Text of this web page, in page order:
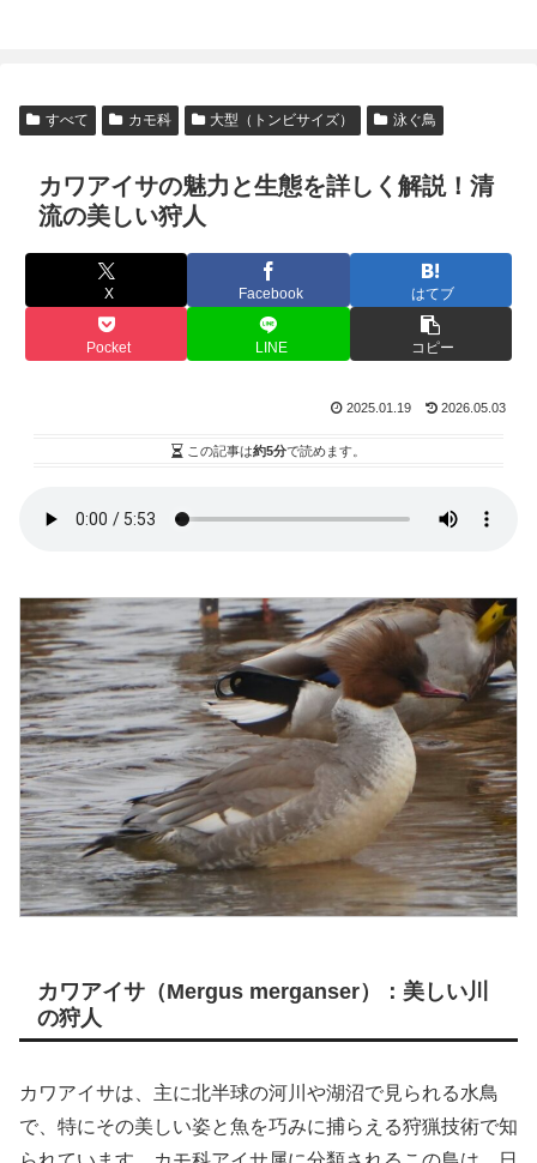
すべて カモ科 大型（トンビサイズ） 泳ぐ鳥
カワアイサの魅力と生態を詳しく解説！清
流の美しい狩人
X Facebook はてブ
Pocket LINE コピー
2025.01.19 2026.05.03
この記事は約5分で読めます。
カワアイサ（Mergus merganser）：美しい川
の狩人
カワアイサは、主に北半球の河川や湖沼で見られる水鳥
で、特にその美しい姿と魚を巧みに捕らえる狩猟技術で知